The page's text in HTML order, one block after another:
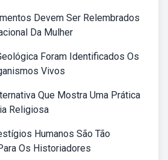
Devem Ser Relembrados
Da Mulher
Foram Identificados Os
Vivos
Que Mostra Uma Prática
Religiosa
Humanos São Tão
Os Historiadores